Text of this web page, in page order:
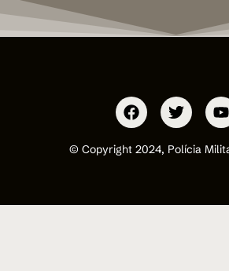
© Copyright 2024, Polícia